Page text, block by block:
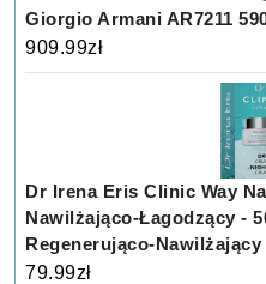
Giorgio Armani AR7211
909.99zł
Dr Irena Eris Clinic Way
Nawilżająco-Łagodzący -
Regenerująco-Nawilżający
79.99zł